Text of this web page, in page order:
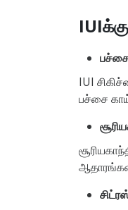
IUI
பச்சை